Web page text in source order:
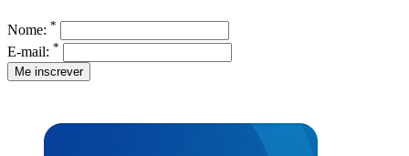
Nome: *
E-mail: *